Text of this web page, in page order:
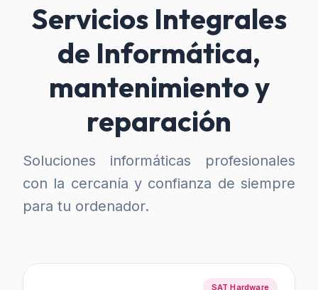
Servicios Integrales
de Informática,
mantenimiento y
reparación
Soluciones informáticas profesionales
con la cercanía y confianza de siempre
para tu ordenador.
SAT Hardware